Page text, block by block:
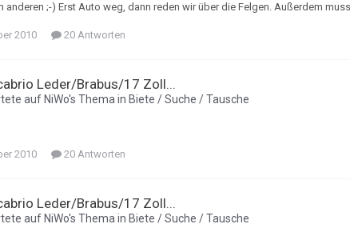
anderen ;-) Erst Auto weg, dann reden wir über die Felgen. Außerdem
2010 20 Antworten
Leder/Brabus/17 Zoll...
auf NiWo's Thema in Biete / Suche / Tausche
2010 20 Antworten
Leder/Brabus/17 Zoll...
auf NiWo's Thema in Biete / Suche / Tausche